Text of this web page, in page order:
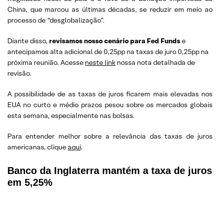
China, que marcou as últimas décadas, se reduzir em meio ao
processo de “desglobalização”.
Diante disso, revisamos nosso cenário para Fed Fundse
antecipamos alta adicional de 0,25pp na taxas de juro 0,25pp na
próxima reunião. Acesse neste link nossa nota detalhada de
revisão.
A possibilidade de as taxas de juros ficarem mais elevadas nos
EUA no curto e médio prazos pesou sobre os mercados globais
esta semana, especialmente nas bolsas.
Para entender melhor sobre a relevância das taxas de juros
americanas, cliqueaqui.
Banco da Inglaterra mantém a taxa de juros
em 5,25%